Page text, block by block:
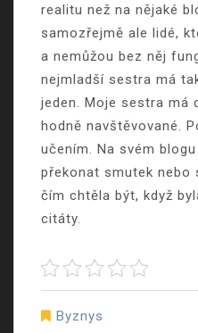
realitu než na nějaké
samozřejmě ale lidé,
a nemůžou bez něj
nejmladší sestra má
jeden. Moje sestra má
hodně navštěvované.
učením. Na svém
překonat smutek nebo
čím chtěla být, když
citáty.
Byznys